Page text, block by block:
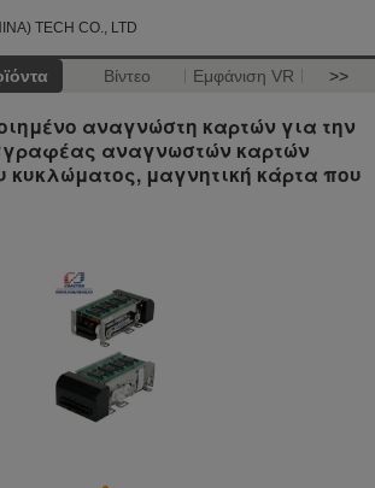
TECH CO., LTD
Βίντεο Εμφάνιση VR >>
αναγνώστη καρτών για την
αναγνωστών καρτών
μαγνητική κάρτα που